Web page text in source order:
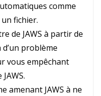
comme
fichier.
de JAWS à partir de
problème
vous empêchant
amenant JAWS à ne